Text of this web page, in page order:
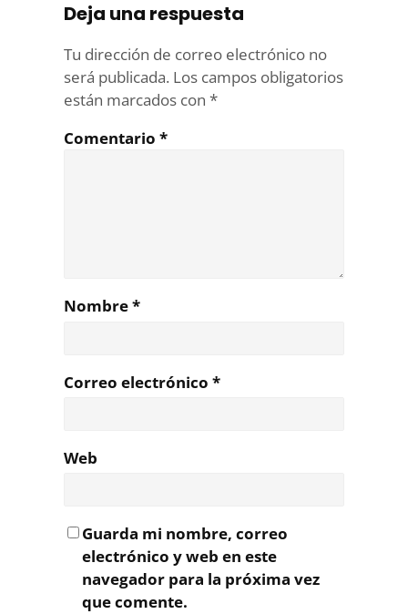
Deja una respuesta
Tu dirección de correo electrónico no
será publicada. Los campos obligatorios
están marcados con *
Comentario *
Nombre*
Correo electrónico *
Web
Guarda mi nombre, correo
electrónico y web en este
navegador para la próxima vez
que comente.